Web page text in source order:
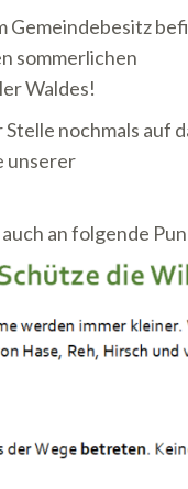
Gemeindebesitz
sommerlichen
Waldes!
nochmals auf
unserer
an folgende